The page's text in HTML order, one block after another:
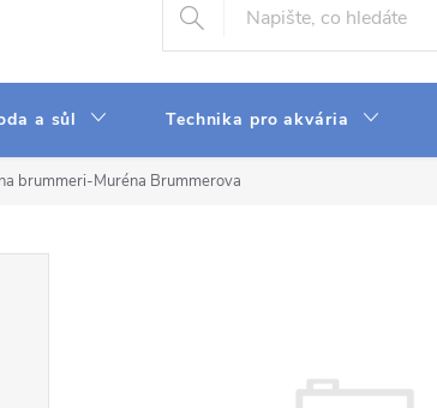
a sůl Technika pro akvária
brummeri-Muréna Brummerova